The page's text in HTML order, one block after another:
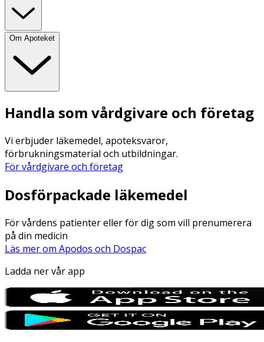
Om Apoteket
Handla som vårdgivare och företag
Vi erbjuder läkemedel, apoteksvaror,
förbrukningsmaterial och utbildningar.
För vårdgivare och företag
Dosförpackade läkemedel
För vårdens patienter eller för dig som vill prenumerera
på din medicin
Läs mer om Apodos och Dospac
Ladda ner vår app